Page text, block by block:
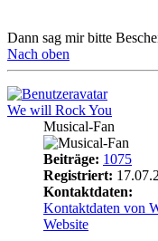
Dann sag mir bitte
Nach oben
We will Rock You
Musical-Fan
Beiträge: 1075
Registriert:
Kontaktdaten:
Kontaktdaten von
Website